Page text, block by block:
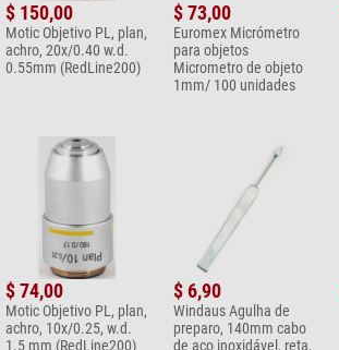
$ 150,00
Motic Objetivo PL, plan,
achro, 20x/0.40 w.d.
0.55mm (RedLine200)
$ 73,00
Euromex Micrómetro
para objetos
Micrometro de objeto
1mm/ 100 unidades
$ 74,00
Motic Objetivo PL, plan,
achro, 10x/0.25, w.d.
1.5 mm (RedLine200)
$ 6,90
Windaus Agulha de
preparo, 140mm cabo
de aço inoxidável, reta,